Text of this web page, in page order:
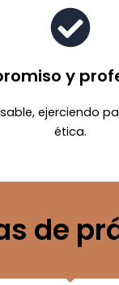
y
ejerciendo
ética.
de